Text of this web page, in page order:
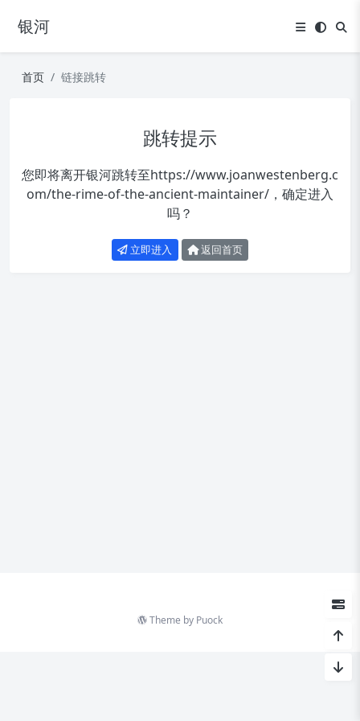
银河
首页 链接跳转
跳转提示
您即将离开银河跳转至https://www.joanwestenberg.c
om/the-rime-of-the-ancient-maintainer/ ，确定进入
吗？
立即进入 返回首页
Theme by Puock